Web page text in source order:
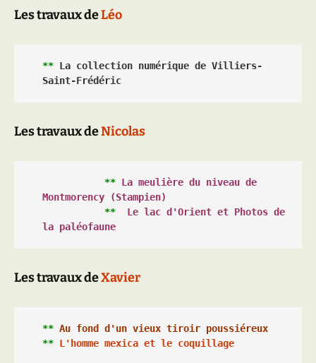
Les travaux deLéo
** La collection numérique de Villiers-
Saint-Frédéric
Les travaux deNicolas
** La meulière du niveau de
Montmorency (Stampien)
**
Le lac d'Orient et Photos de
la paléofaune
Les travaux deXavier
** Au fond d'un vieux tiroir poussiéreux
** L'homme mexica et le coquillage